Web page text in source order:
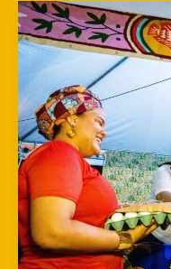
Instituto
Mapinguari
leva
COP30
manifesto
que
denuncia
graves
retrocessos
na
área